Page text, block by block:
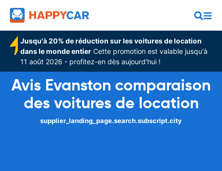
Jusqu'à 20% de réduction sur les voitures de location
dans le monde entier Cette promotion est valable jusqu'à
11 août 2026 - profitez-en dès aujourd'hui !
Avis Evanston comparaison
des voitures de location
supplier_landing_page.search.subscript.city